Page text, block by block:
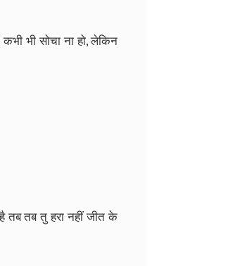
भी सोचा ना हो, लेकिन
तब तु हरा नहीं जीत के